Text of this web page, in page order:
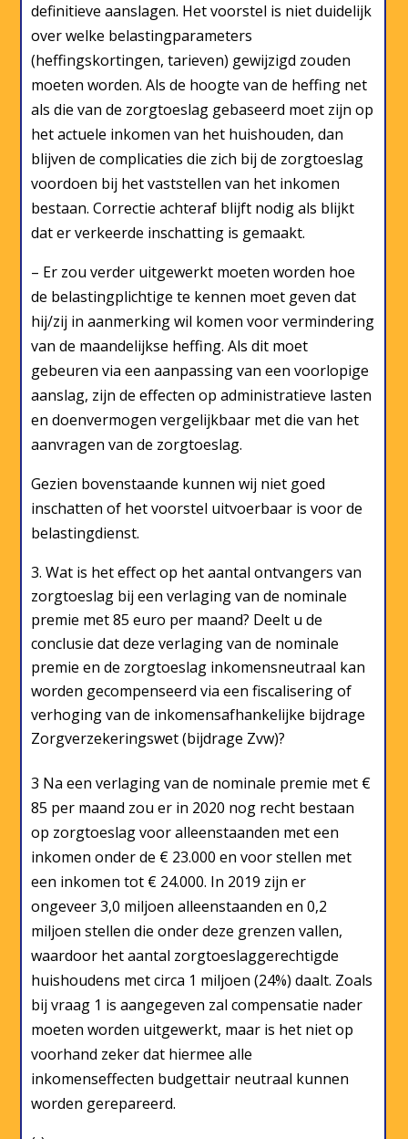
definitieve aanslagen. Het voorstel is niet duidelijk
over welke belastingparameters
(heffingskortingen, tarieven) gewijzigd zouden
moeten worden. Als de hoogte van de heffing net
als die van de zorgtoeslag gebaseerd moet zijn op
het actuele inkomen van het huishouden, dan
blijven de complicaties die zich bij de zorgtoeslag
voordoen bij het vaststellen van het inkomen
bestaan. Correctie achteraf blijft nodig als blijkt
dat er verkeerde inschatting is gemaakt.
– Er zou verder uitgewerkt moeten worden hoe
de belastingplichtige te kennen moet geven dat
hij/zij in aanmerking wil komen voor vermindering
van de maandelijkse heffing. Als dit moet
gebeuren via een aanpassing van een voorlopige
aanslag, zijn de effecten op administratieve lasten
en doenvermogen vergelijkbaar met die van het
aanvragen van de zorgtoeslag.
Gezien bovenstaande kunnen wij niet goed
inschatten of het voorstel uitvoerbaar is voor de
belastingdienst.
Wat is het effect op het aantal ontvangers van
zorgtoeslag bij een verlaging van de nominale
premie met 85 euro per maand? Deelt u de
conclusie dat deze verlaging van de nominale
premie en de zorgtoeslag inkomensneutraal kan
worden gecompenseerd via een fiscalisering of
verhoging van de inkomensafhankelijke bijdrage
Zorgverzekeringswet (bijdrage Zvw)?
3 Na een verlaging van de nominale premie met €
85 per maand zou er in 2020 nog recht bestaan
op zorgtoeslag voor alleenstaanden met een
inkomen onder de € 23.000 en voor stellen met
een inkomen tot € 24.000. In 2019 zijn er
ongeveer 3,0 miljoen alleenstaanden en 0,2
miljoen stellen die onder deze grenzen vallen,
waardoor het aantal zorgtoeslaggerechtigde
huishoudens met circa 1 miljoen (24%) daalt. Zoals
bij vraag 1 is aangegeven zal compensatie nader
moeten worden uitgewerkt, maar is het niet op
voorhand zeker dat hiermee alle
inkomenseffecten budgettair neutraal kunnen
worden gerepareerd.